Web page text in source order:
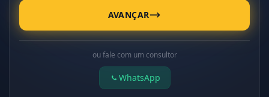
AVANÇAR
ou fale com um consultor
WhatsApp